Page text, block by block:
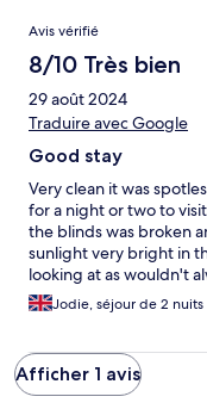
Avis
Avis vérifié
8/10 Très bien
29 août 2024
Traduire avec Google
Good stay
Very clean it was
for a night or two to
the blinds was broken
sunlight very bright in
looking at as wouldn't
netflix set up and it
Garden average more
families. Overall a
from the blinds not
Jodie, séjour de 2 nuits
Afficher 1 avis